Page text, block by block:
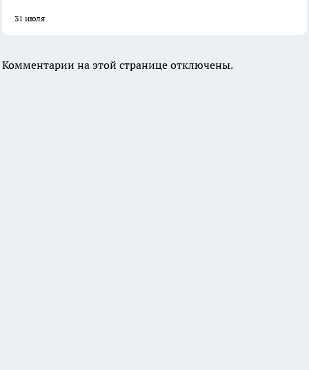
31 июля
Комментарии на этой странице отключены.